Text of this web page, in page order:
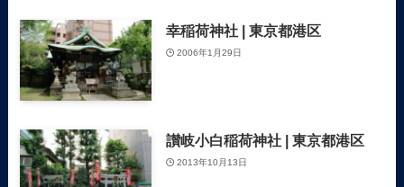
幸稲荷神社 | 東京都港区
2006年1月29日
讃岐小白稲荷神社 | 東京都港区
2013年10月13日